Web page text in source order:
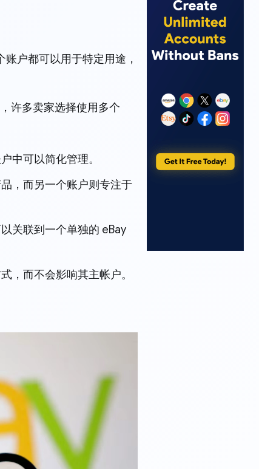
户都可以用于特定用途，
许多卖家选择使用多个
中可以简化管理。
，而另一个账户则专注于
关联到一个单独的 eBay
，而不会影响其主帐户。